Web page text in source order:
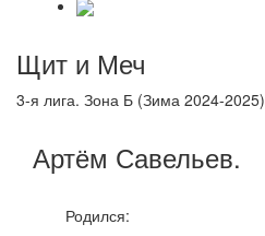
Щит и Меч
3-я лига. Зона Б (Зима 2024-2025)
Артём Савельев.
Родился: